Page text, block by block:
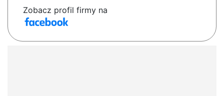
Zobacz profil firmy na